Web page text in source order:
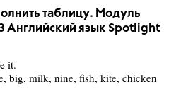
таблицу. Модуль
Английский язык Spotlight
it.
big, milk, nine, fish, kite, chicken